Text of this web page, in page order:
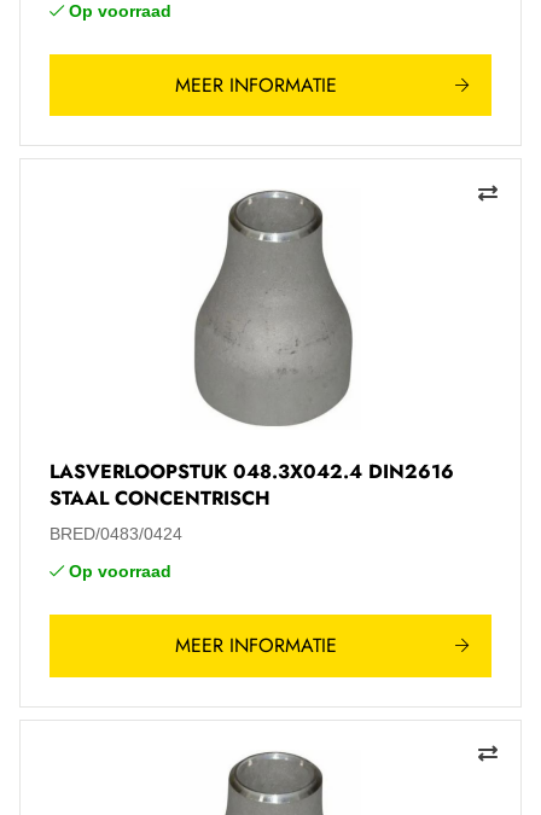
Op voorraad
MEER INFORMATIE
LASVERLOOPSTUK 048.3X042.4 DIN2616
STAAL CONCENTRISCH
BRED/0483/0424
Op voorraad
MEER INFORMATIE